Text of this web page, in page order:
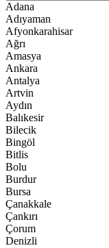
Adana
Adıyaman
Afyonkarahisar
Ağrı
Amasya
Ankara
Antalya
Artvin
Aydın
Balıkesir
Bilecik
Bingöl
Bitlis
Bolu
Burdur
Bursa
Çanakkale
Çankırı
Çorum
Denizli